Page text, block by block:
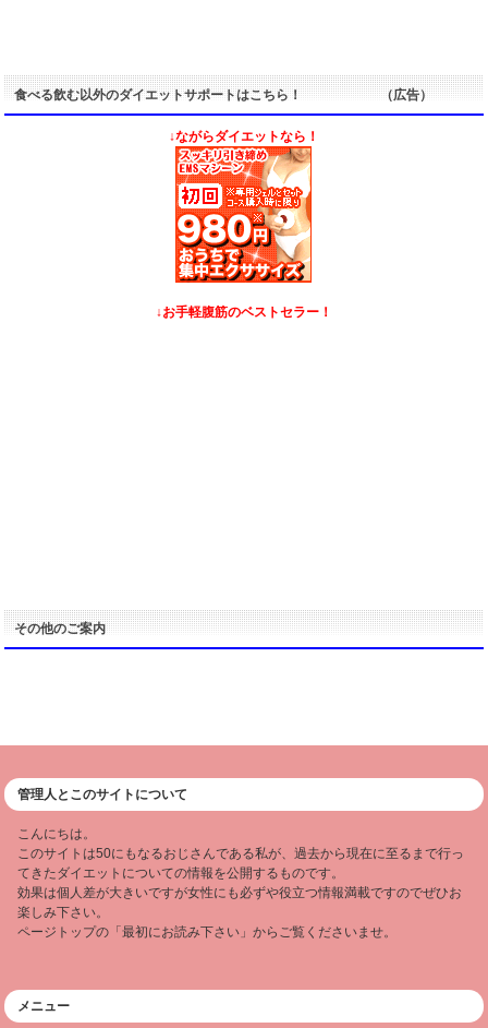
食べる飲む以外のダイエットサポートはこちら！ （広告）
↓ながらダイエットなら！
↓お手軽腹筋のベストセラー！
その他のご案内
管理人とこのサイトについて
こんにちは。
このサイトは50にもなるおじさんである私が、過去から現在に至るまで行っ
てきたダイエットについての情報を公開するものです。
効果は個人差が大きいですが女性にも必ずや役立つ情報満載ですのでぜひお
楽しみ下さい。
ページトップの「最初にお読み下さい」からご覧くださいませ。
メニュー